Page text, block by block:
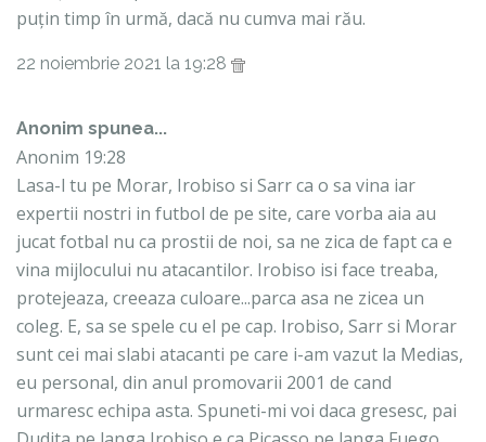
puțin timp în urmă, dacă nu cumva mai rău.
22 noiembrie 2021 la 19:28
Anonim spunea...
Anonim 19:28
Lasa-l tu pe Morar, Irobiso si Sarr ca o sa vina iar
expertii nostri in futbol de pe site, care vorba aia au
jucat fotbal nu ca prostii de noi, sa ne zica de fapt ca e
vina mijlocului nu atacantilor. Irobiso isi face treaba,
protejeaza, creeaza culoare...parca asa ne zicea un
coleg. E, sa se spele cu el pe cap. Irobiso, Sarr si Morar
sunt cei mai slabi atacanti pe care i-am vazut la Medias,
eu personal, din anul promovarii 2001 de cand
urmaresc echipa asta. Spuneti-mi voi daca gresesc, pai